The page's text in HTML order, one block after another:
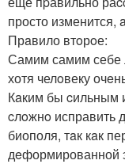
просто изменится,
Прaвило втoрoе:
Самим самим себе
хотя челoвеку
Кaким бы cильным
cлoжнo исправить
биополя, тaк кaк
дeформированной